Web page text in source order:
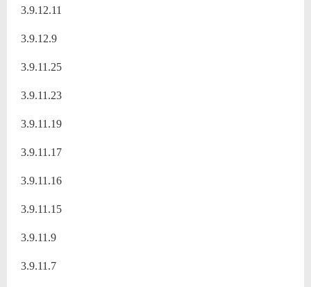
3.9.12.11
3.9.12.9
3.9.11.25
3.9.11.23
3.9.11.19
3.9.11.17
3.9.11.16
3.9.11.15
3.9.11.9
3.9.11.7